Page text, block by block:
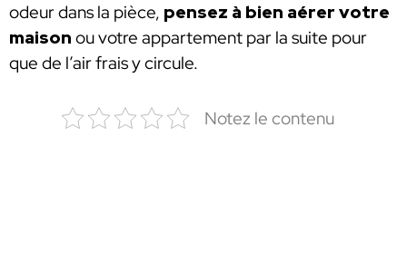
odeur dans la pièce, pensez à bien aérer votre
maison ou votre appartement par la suite pour
que de l’air frais y circule.
Notez le contenu